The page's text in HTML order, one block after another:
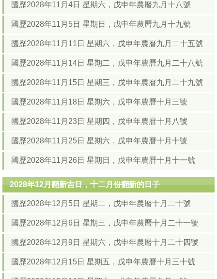
國歷2028年11月4日 星期六，戊申年農曆九月十八號
國歷2028年11月5日 星期日，戊申年農曆九月十九號
國歷2028年11月11日 星期六，戊申年農曆九月二十五號
國歷2028年11月14日 星期二，戊申年農曆九月二十八號
國歷2028年11月15日 星期三，戊申年農曆九月二十九號
國歷2028年11月18日 星期六，戊申年農曆十月三號
國歷2028年11月23日 星期四，戊申年農曆十月八號
國歷2028年11月25日 星期六，戊申年農曆十月十號
國歷2028年11月26日 星期日，戊申年農曆十月十一號
2028年12月翻新吉日，十二月份翻新的日子
國歷2028年12月5日 星期二，戊申年農曆十月二十號
國歷2028年12月6日 星期三，戊申年農曆十月二十一號
國歷2028年12月9日 星期六，戊申年農曆十月二十四號
國歷2028年12月15日 星期五，戊申年農曆十月三十號